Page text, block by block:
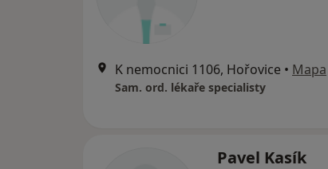
K nemocnici 1106, Hořovice • Mapa
Sam. ord. lékaře specialisty
Pavel Kasík